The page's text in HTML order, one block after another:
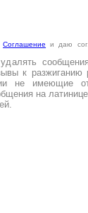
Cоглашение и даю
к
не имеющие
на